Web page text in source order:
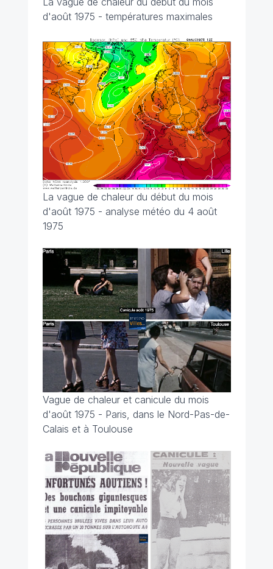
d'août 1975 - températures maximales
La vague de chaleur du début du mois
d'août 1975 - analyse météo du 4 août
1975
Vague de chaleur et canicule du mois
d'août 1975 - Paris, dans le Nord-Pas-de-
Calais et à Toulouse